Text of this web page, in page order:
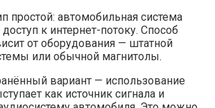
простой: автомобильная система
к интернет-потоку. Способ
от оборудования — штатной
или обычной магнитолы.
вариант — использование
как источник сигнала и